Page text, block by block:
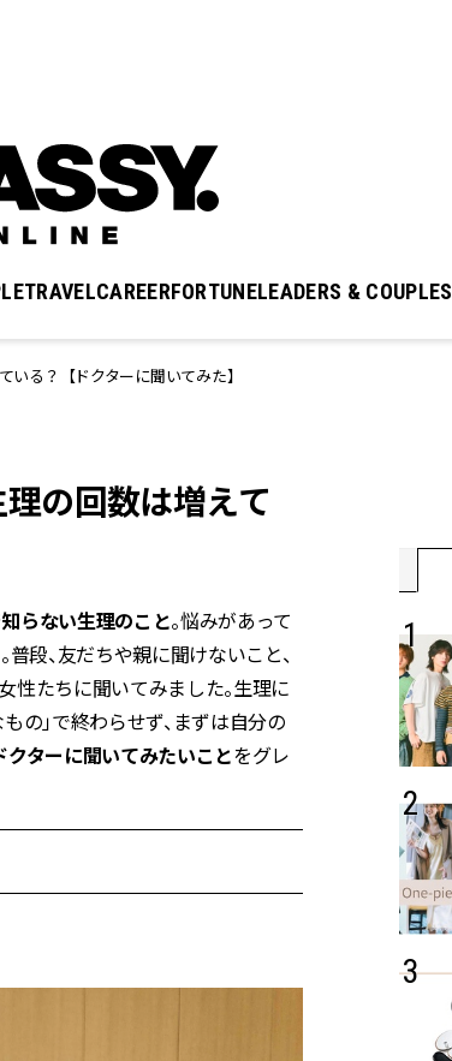
TRAVELCAREERFORTUNELEADERS & COUPLES
いる？【ドクターに聞いてみた】
理の回数は増えて
らない生理のこと。悩みがあって
段、友だちや親に聞けないこと、
性たちに聞いてみました。生理に
の」で終わらせず、まずは自分の
ターに聞いてみたいことをグレ
ら
ラッ
|
WEDDING Feb, 16, 2026
結婚式に黒ドレスはアリ？お呼
ーを解説 | CLASSY.[クラッシィ]
エピソードも | CLASSY.[クラッシ
Jun, 30, 2026